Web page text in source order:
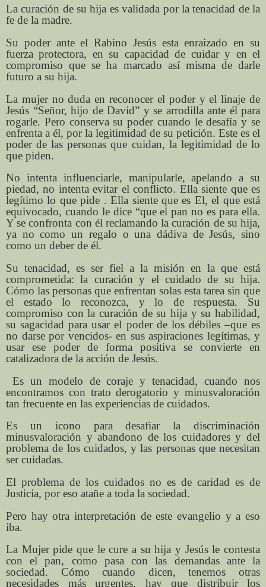
La curación de su hija es validada por la tenacidad de la
fe de la madre.
Su poder ante el Rabino Jesús esta enraizado en su
fuerza protectora, en su capacidad de cuidar y en el
compromiso que se ha marcado así misma de darle
futuro a su hija.
La mujer no duda en reconocer el poder y el linaje de
Jesús “Señor, hijo de David” y se arrodilla ante él para
rogarle. Pero conserva su poder cuando le desafía y se
enfrenta a él, por la legitimidad de su petición. Este es el
poder de las personas que cuidan, la legitimidad de lo
que piden.
No intenta influenciarle, manipularle, apelando a su
piedad, no intenta evitar el conflicto. Ella siente que es
legítimo lo que pide . Ella siente que es El, el que está
equivocado, cuando le dice “que el pan no es para ella.
Y se confronta con él reclamando la curación de su hija,
ya no como un regalo o una dádiva de Jesús, sino
como un deber de él.
Su tenacidad, es ser fiel a la misión en la que está
comprometida: la curación y el cuidado de su hija.
Cómo las personas que enfrentan solas esta tarea sin que
el estado lo reconozca, y lo de respuesta. Su
compromiso con la curación de su hija y su habilidad,
su sagacidad para usar el poder de los débiles –que es
no darse por vencidos- en sus aspiraciones legítimas, y
usar ese poder de forma positiva se convierte en
catalizadora de la acción de Jesús.
Es un modelo de coraje y tenacidad, cuando nos
encontramos con trato derogatorio y minusvaloración
tan frecuente en las experiencias de cuidados.
Es un icono para desafiar la discriminación
minusvaloración y abandono de los cuidadores y del
problema de los cuidados, y las personas que necesitan
ser cuidadas.
El problema de los cuidados no es de caridad es de
Justicia, por eso atañe a toda la sociedad.
Pero hay otra interpretación de este evangelio y a eso
iba.
La Mujer pide que le cure a su hija y Jesús le contesta
con el pan, como pasa con las demandas ante la
sociedad. Cómo cuando dicen, tenemos otras
necesidades más urgentes, hay que distribuir los